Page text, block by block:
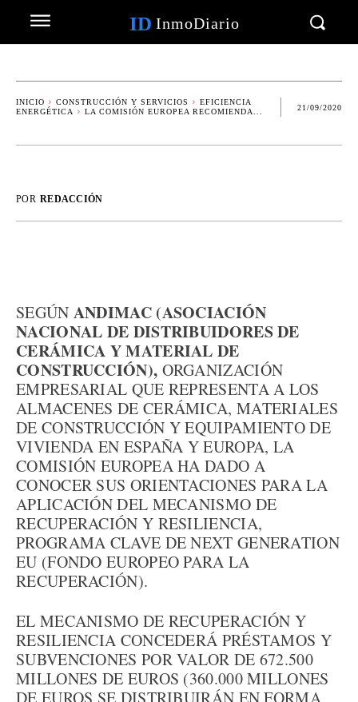
ID InmoDiario
INICIO CONSTRUCCIÓN Y SERVICIOS
EFICIENCIA
ENERGÉTICA
LA COMISIÓN EUROPEA RECOMIENDA...
21/09/2020
POR REDACCIÓN
SEGÚN ANDIMAC (ASOCIACIÓN
NACIONAL DE DISTRIBUIDORES DE
CERÁMICA Y MATERIAL DE
CONSTRUCCIÓN), ORGANIZACIÓN
EMPRESARIAL QUE REPRESENTA A LOS
ALMACENES DE CERÁMICA, MATERIALES
DE CONSTRUCCIÓN Y EQUIPAMIENTO DE
VIVIENDA EN ESPAÑA Y EUROPA, LA
COMISIÓN EUROPEA HA DADO A
CONOCER SUS ORIENTACIONES PARA LA
APLICACIÓN DEL MECANISMO DE
RECUPERACIÓN Y RESILIENCIA,
PROGRAMA CLAVE DE NEXT GENERATION
EU (FONDO EUROPEO PARA LA
RECUPERACIÓN).
EL MECANISMO DE RECUPERACIÓN Y
RESILIENCIA CONCEDERÁ PRÉSTAMOS Y
SUBVENCIONES POR VALOR DE 672.500
MILLONES DE EUROS (360.000 MILLONES
DE EUROS SE DISTRIBUIRÁN EN FORMA